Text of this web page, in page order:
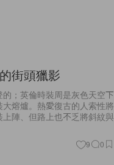
街頭獵影
；英倫時裝周是灰色天空下
熔爐。熱愛復古的人索性將
陣、但路上也不乏將斜紋與
9 0